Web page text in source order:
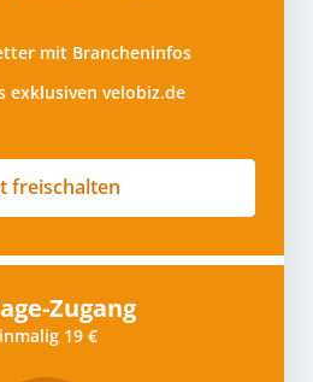
mit Brancheninfos
exklusiven velobiz.de
freischalten
Zugang
19 €